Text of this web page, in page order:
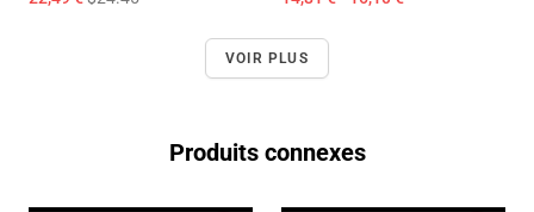
VOIR PLUS
Produits connexes